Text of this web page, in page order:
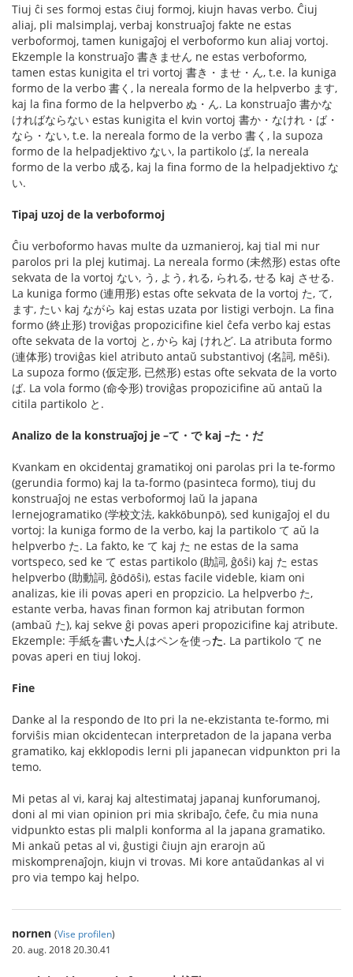
Tiuj ĉi ses formoj estas ĉiuj formoj, kiujn havas verbo. Ĉiuj
aliaj, pli malsimplaj, verbaj konstruaĵoj fakte ne estas
verboformoj, tamen kunigaĵoj el verboformo kun aliaj vortoj.
Ekzemple la konstruaĵo 書きません ne estas verboformo,
tamen estas kunigita el tri vortoj 書き・ませ・ん, t.e. la kuniga
formo de la verbo 書く, la nereala formo de la helpverbo ます,
kaj la fina formo de la helpverbo ぬ・ん. La konstruaĵo 書かな
ければならない estas kunigita el kvin vortoj 書か・なけれ・ば・
なら・ない, t.e. la nereala formo de la verbo 書く, la supoza
formo de la helpadjektivo ない, la partikolo ば, la nereala
formo de la verbo 成る, kaj la fina formo de la helpadjektivo な
い.
Tipaj uzoj de la verboformoj
Ĉiu verboformo havas multe da uzmanieroj, kaj tial mi nur
parolos pri la plej kutimaj. La nereala formo (未然形) estas ofte
sekvata de la vortoj ない, う, よう, れる, られる, せる kaj させる.
La kuniga formo (連用形) estas ofte sekvata de la vortoj た, て,
ます, たい kaj ながら kaj estas uzata por listigi verbojn. La fina
formo (終止形) troviĝas propozicifine kiel ĉefa verbo kaj estas
ofte sekvata de la vortoj と, から kaj けれど. La atributa formo
(連体形) troviĝas kiel atributo antaŭ substantivoj (名詞, mēŝi).
La supoza formo (仮定形, 已然形) estas ofte sekvata de la vorto
ば. La vola formo (命令形) troviĝas propozicifine aŭ antaŭ la
citila partikolo と.
Analizo de la konstruaĵoj je –て・で kaj –た・だ
Kvankam en okcidentaj gramatikoj oni parolas pri la te-formo
(gerundia formo) kaj la ta-formo (pasinteca formo), tiuj du
konstruaĵoj ne estas verboformoj laŭ la japana
lernejogramatiko (学校文法, kakkо̄bunpо̄), sed kunigaĵoj el du
vortoj: la kuniga formo de la verbo, kaj la partikolo て aŭ la
helpverbo た. La fakto, ke て kaj た ne estas de la sama
vortspeco, sed ke て estas partikolo (助詞, ĝо̄ŝi) kaj た estas
helpverbo (助動詞, ĝо̄dо̄ŝi), estas facile videble, kiam oni
analizas, kie ili povas aperi en propzicio. La helpverbo た,
estante verba, havas finan formon kaj atributan formon
(ambaŭ た), kaj sekve ĝi povas aperi propozicifine kaj atribute.
Ekzemple: 手紙を書いた人はペンを使った. La partikolo て ne
povas aperi en tiuj lokoj.
Fine
Danke al la respondo de Ito pri la ne-ekzistanta te-formo, mi
forviŝis mian okcidentecan interpretadon de la japana verba
gramatiko, kaj ekklopodis lerni pli japanecan vidpunkton pri la
temo.
Mi petas al vi, karaj kaj altestimataj japanaj kunforumanoj,
doni al mi vian opinion pri mia skribaĵo, ĉefe, ĉu mia nuna
vidpunkto estas pli malpli konforma al la japana gramatiko.
Mi ankaŭ petas al vi, ĝustigi ĉiujn ajn erarojn aŭ
miskomprenaĵojn, kiujn vi trovas. Mi kore antaŭdankas al vi
pro via tempo kaj helpo.
nornen (Vise profilen)
20. aug. 2018 20.30.41